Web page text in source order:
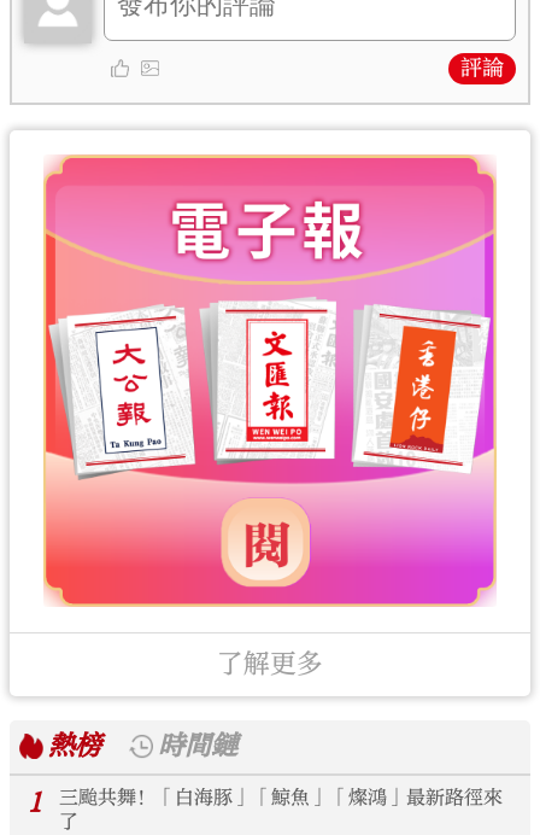
評論
了解更多
熱榜
時間鏈
1
三颱共舞！「白海豚」「鯨魚」「燦鴻」最新路徑來
了